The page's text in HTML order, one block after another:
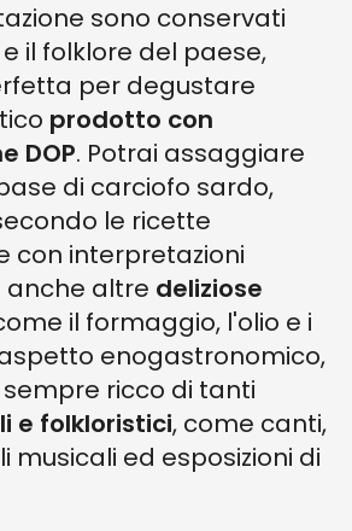
sono conservati
il folklore del paese,
per degustare
prodotto con
DOP. Potrai assaggiare
di carciofo sardo,
le ricette
con interpretazioni
anche altre deliziose
il formaggio, l'olio e i
enogastronomico,
ricco di tanti
e folkloristici, come canti,
musicali ed esposizioni di